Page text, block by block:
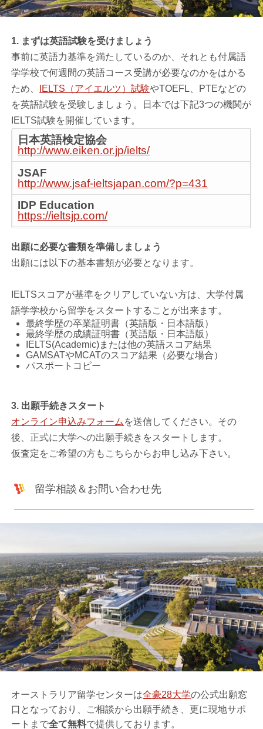
1. まずは英語試験を受けましょう
事前に英語力基準を満たしているのか、それとも付属語
学学校で何週間の英語コース受講が必要なのかをはかる
ため、
IELTS（アイエルツ）試験やTOEFL、PTEなどの
を英語試験を受験しましょう。日本では下記3つの機関が
IELTS試験を開催しています。
日本英語検定協会
http://www.eiken.or.jp/ielts/
JSAF
http://www.jsaf-ieltsjapan.com/?p=431
IDP Education
https://ieltsjp.com/
出願に必要な書類を準備しましょう
出願には以下の基本書類が必要となります。
IELTSスコアが基準をクリアしていない方は、大学付属
語学学校から留学をスタートすることが出来ます。
最終学歴の卒業証明書（英語版・日本語版）
最終学歴の成績証明書（英語版・日本語版）
IELTS(Academic)または他の英語スコア結果
GAMSATやMCATのスコア結果（必要な場合）
パスポートコピー
3. 出願手続きスタート
オンライン申込みフォーム を送信してください。その
後、正式に大学への出願手続きをスタートします。
仮査定をご希望の方もこちらからお申し込み下さい。
留学相談＆お問い合わせ先
オーストラリア留学センターは全豪28大学の公式出願窓
口となっており、ご相談から出願手続き、更に現地サポ
ートまで全て無料で提供しております。